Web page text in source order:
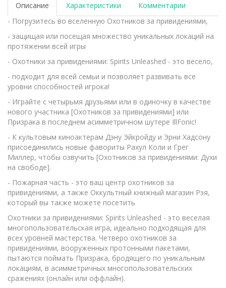
Описание Характеристики
Комментарии
- Погрузитесь во вселенную Охотников за привидениями,
- защищая или посещая множество уникальных локаций на
протяжении всей игры
- Охотники за привидениями: Spirits Unleashed - это весело,
- подходит для всей семьи и позволяет развивать все
уровни способностей игрока!
- Играйте с четырьмя друзьями или в одиночку в качестве
нового участника [Охотников за привидениями] или
Призрака в последнем асимметричном шутере IllFonic!
- К культовым киноактерам Дэну Эйкройду и Эрни Хадсону
присоединились новые фавориты Рахул Коли и Грег
Миллер, чтобы озвучить [Охотников за привидениями: Духи
на свободе].
- Пожарная часть - это ваш центр охотников за
привидениями, а также Оккультный книжный магазин Рэя,
который вы также можете посетить
Охотники за привидениями: Spirits Unleashed - это веселая
многопользовательская игра, идеально подходящая для
всех уровней мастерства. Четверо охотников за
привидениями, вооруженных протонными пакетами,
пытаются поймать Призрака, бродящего по уникальным
локациям, в асимметричных многопользовательских
сражениях (онлайн или оффлайн).